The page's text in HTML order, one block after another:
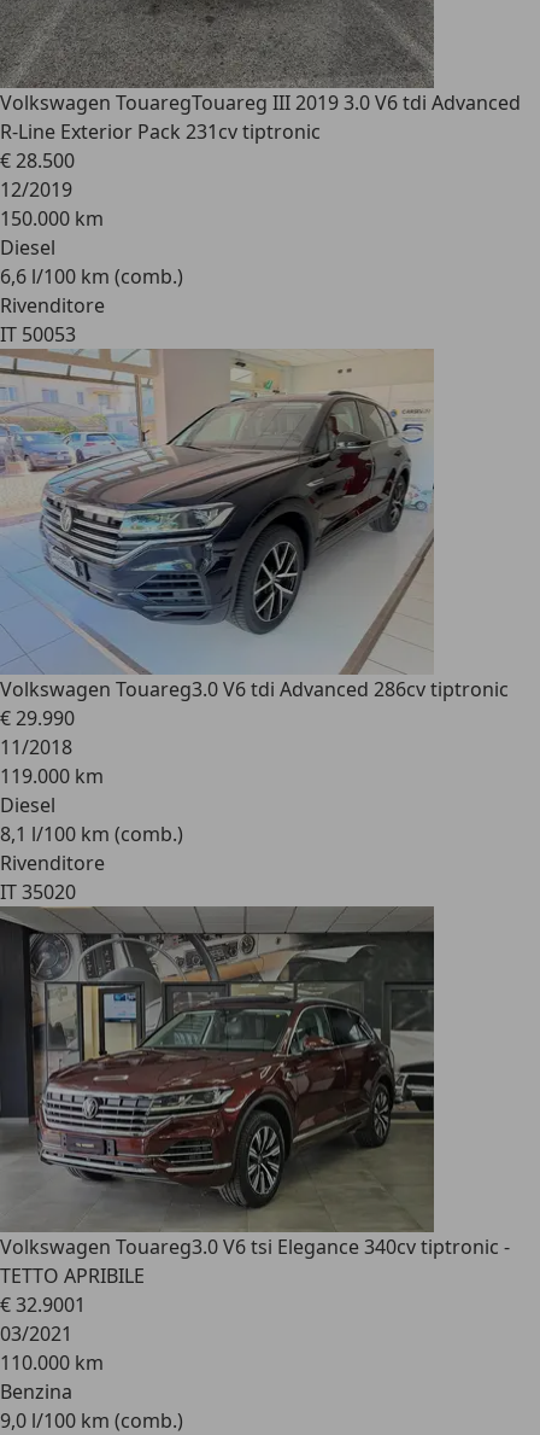
Volkswagen TouaregTouareg III 2019 3.0 V6 tdi Advanced
R-Line Exterior Pack 231cv tiptronic
€ 28.500
12/2019
150.000 km
Diesel
6,6 l/100 km (comb.)
Rivenditore
IT 50053
Volkswagen Touareg3.0 V6 tdi Advanced 286cv tiptronic
€ 29.990
11/2018
119.000 km
Diesel
8,1 l/100 km (comb.)
Rivenditore
IT 35020
Volkswagen Touareg3.0 V6 tsi Elegance 340cv tiptronic -
TETTO APRIBILE
€ 32.9001
03/2021
110.000 km
Benzina
9,0 l/100 km (comb.)